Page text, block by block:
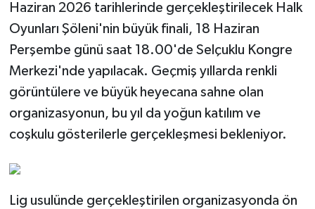
Haziran 2026 tarihlerinde gerçekleştirilecek Halk
Oyunları Şöleni'nin büyük finali, 18 Haziran
Perşembe günü saat 18.00'de Selçuklu Kongre
Merkezi'nde yapılacak. Geçmiş yıllarda renkli
görüntülere ve büyük heyecana sahne olan
organizasyonun, bu yıl da yoğun katılım ve
coşkulu gösterilerle gerçekleşmesi bekleniyor.
Lig usulünde gerçekleştirilen organizasyonda ön